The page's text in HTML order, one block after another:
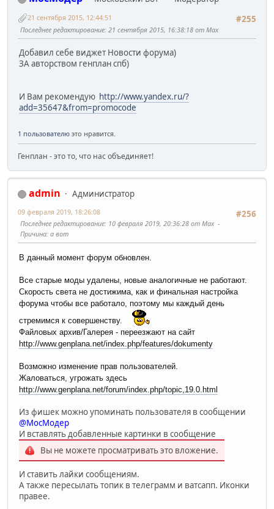
#255
21 сентября 2015, 12:44:51
Последнее редактирование: 21 сентября 2015, 16:38:18 от Max
Добавил себе виджет Новости форума)
ЗА авторством генплан спб)
И Вам рекомендую http://www.yandex.ru/?
add=35647&from=promocode
1 пользователю это нравится.
Генплан - это то, что нас объединяет!
admin
Администратор
#256
09 февраля 2019, 18:26:08
Последнее редактирование: 10 февраля 2019, 20:36:28 от Max
Причина: а вот
В данный момент форум обновлен.
Все старые моды удалены, новые аналогичные не работают.
Скорость света не достижима, как и финальная настройка
форума чтобы все работало, поэтому мы каждый день
стремимся к совершенству.
Файловых архив/Галерея - переезжают на сайт
http://www.genplana.net/index.php/features/dokumenty
Возможно изменение прав пользователей.
Жаловаться, угрожать здесь
http://www.genplana.net/forum/index.php/topic,19.0.html
Из фишек можно упоминать пользователя в сообщении
@МосМодер
И вставлять добавленные картинки в сообщение
Вы не можете просматривать это вложение.
И ставить лайки сообщениям.
А также пересылать топик в телеграмм и ватсапп. Иконки
правее.